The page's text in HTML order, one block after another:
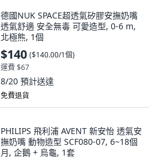
德國NUK SPACE超透氣矽膠安撫奶嘴
透氣舒適 安全無毒 可愛造型, 0-6 m,
北極熊, 1個
$140 ($140.00/1個)
運費 $67
8/20 預計送達
免費退貨
PHILIPS 飛利浦 AVENT 新安怡 透氣安
撫奶嘴 動物造型 SCF080-07, 6~18個
月, 企鵝 + 烏龜, 1套